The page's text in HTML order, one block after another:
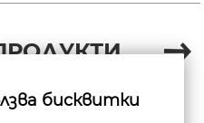
бисквитки